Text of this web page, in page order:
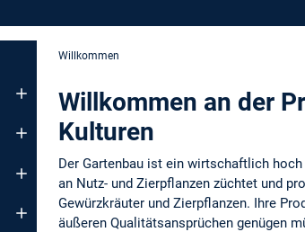
Willkommen
Willkommen an der
Kulturen
Der Gartenbau ist ein wirtschaftlich
an Nutz- und Zierpflanzen züchtet und
Gewürzkräuter und Zierpflanzen. Ihre
äußeren Qualitätsansprüchen genügen